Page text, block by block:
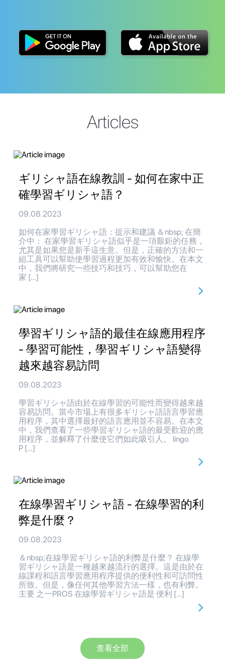
Articles
ギリシャ語在線教訓 - 如何在家中正
確學習ギリシャ語？
09.08.2023
如何在家學習ギリシャ語：提示和建議 ＆nbsp; 在簡
介中： 在家學習ギリシャ語似乎是一項艱鉅的任務，
尤其是如果您是新手這生意。但是，正確的方法和一
組工具可以幫助使學習過程更加有效和愉快。在本文
中，我們將研究一些技巧和技巧，可以幫助您在
家 […]
學習ギリシャ語的最佳在線應用程序
- 學習可能性，學習ギリシャ語變得
越來越容易訪問
09.08.2023
學習ギリシャ語由於在線學習的可能性而變得越來越
容易訪問。當今市場上有很多ギリシャ語語言學習應
用程序，其中選擇最好的語言應用並不容易。在本文
中，我們查看了一些學習ギリシャ語的最受歡迎的應
用程序，並解釋了什麼使它們如此吸引人。 lingo
P […]
在線學習ギリシャ語 - 在線學習的利
弊是什麼？
09.08.2023
＆nbsp;在線學習ギリシャ語的利弊是什麼？ 在線學
習ギリシャ語是一種越來越流行的選擇。這是由於在
線課程和語言學習應用程序提供的便利性和可訪問性
所致。但是，像任何其他學習方法一樣，也有利弊。
主要 之一PROS 在線學習ギリシャ語是 便利 […]
查看全部